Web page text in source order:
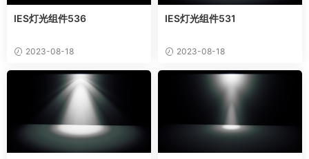
IES灯光组件536
2023-08-18
IES灯光组件531
2023-08-18